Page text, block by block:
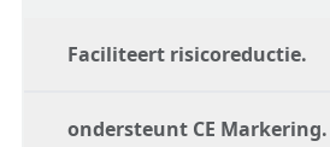
Faciliteert risicoreductie.
ondersteunt CE Markering.